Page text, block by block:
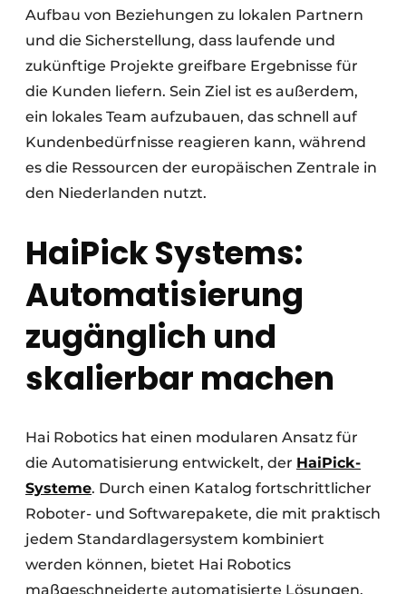
Aufbau von Beziehungen zu lokalen Partnern
und die Sicherstellung, dass laufende und
zukünftige Projekte greifbare Ergebnisse für
die Kunden liefern. Sein Ziel ist es außerdem,
ein lokales Team aufzubauen, das schnell auf
Kundenbedürfnisse reagieren kann, während
es die Ressourcen der europäischen Zentrale in
den Niederlanden nutzt.
HaiPick Systems:
Automatisierung
zugänglich und
skalierbar machen
Hai Robotics hat einen modularen Ansatz für
die Automatisierung entwickelt, der HaiPick-
Systeme. Durch einen Katalog fortschrittlicher
Roboter- und Softwarepakete, die mit praktisch
jedem Standardlagersystem kombiniert
werden können, bietet Hai Robotics
maßgeschneiderte automatisierte Lösungen,